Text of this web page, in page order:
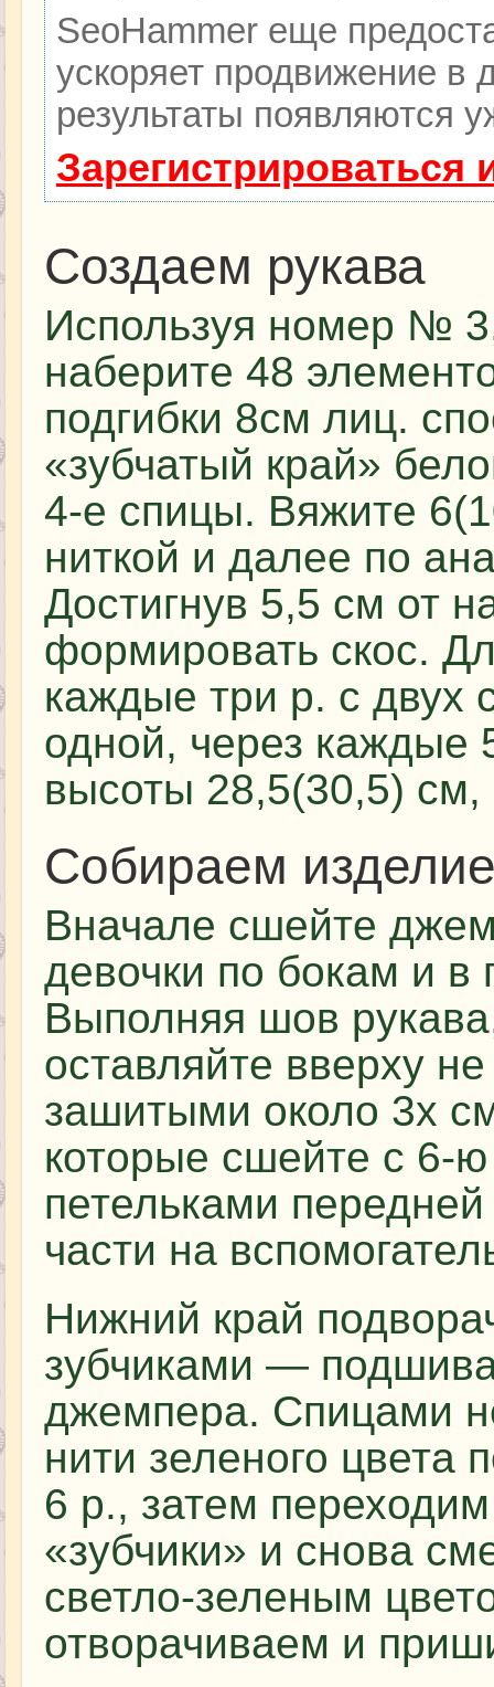
SeoHammer еще
ускоряет продвижение в
результаты появляются
Создаем рукава
Используя номер №
наберите 48
подгибки 8см лиц.
«зубчатый край»
4-е спицы. Вяжите
ниткой и далее по
Достигнув 5,5 см от
формировать скос.
каждые три р. с двух
одной, через каждые
высоты 28,5(30,5)
Собираем
Вначале сшейте
девочки по бокам и в
Выполняя шов
оставляйте вверху не
зашитыми около 3х
которые сшейте с 6-ю
петельками
части на
Нижний край
зубчиками —
джемпера. Спицами
нити зеленого цвета
6 р., затем
«зубчики» и снова
светло-зеленым
отворачиваем и